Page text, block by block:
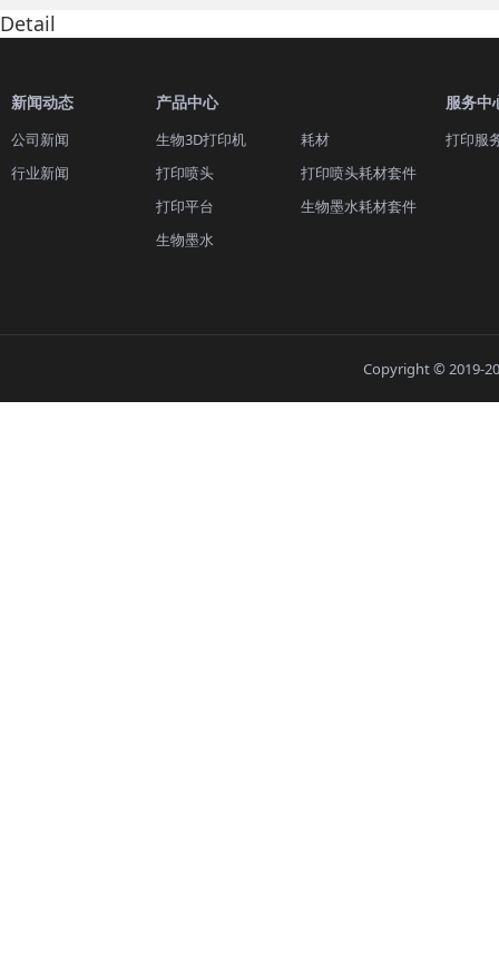
Detail
新闻动态
公司新闻
行业新闻
产品中心
生物3D打印机
打印喷头
打印平台
生物墨水
耗材
打印喷头耗材套件
生物墨水耗材套件
服务中
打印服
Copyright © 2019-